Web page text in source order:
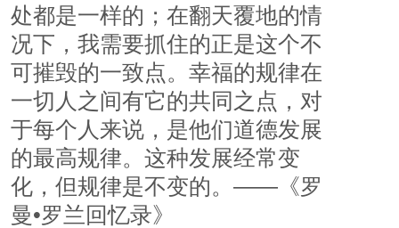
处都是一样的；在翻天覆地的情
况下，我需要抓住的正是这个不
可摧毁的一致点。幸福的规律在
一切人之间有它的共同之点，对
于每个人来说，是他们道德发展
的最高规律。这种发展经常变
化，但规律是不变的。——《罗
曼•罗兰回忆录》